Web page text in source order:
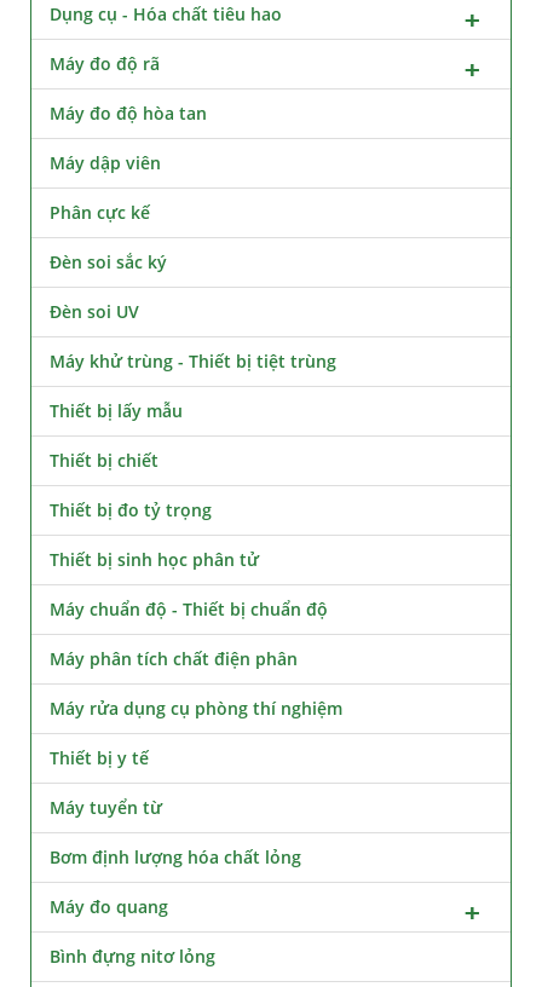
Dụng cụ - Hóa chất tiêu hao
Máy đo độ rã
Máy đo độ hòa tan
Máy dập viên
Phân cực kế
Đèn soi sắc ký
Đèn soi UV
Máy khử trùng - Thiết bị tiệt trùng
Thiết bị lấy mẫu
Thiết bị chiết
Thiết bị đo tỷ trọng
Thiết bị sinh học phân tử
Máy chuẩn độ - Thiết bị chuẩn độ
Máy phân tích chất điện phân
Máy rửa dụng cụ phòng thí nghiệm
Thiết bị y tế
Máy tuyển từ
Bơm định lượng hóa chất lỏng
Máy đo quang
Bình đựng nitơ lỏng